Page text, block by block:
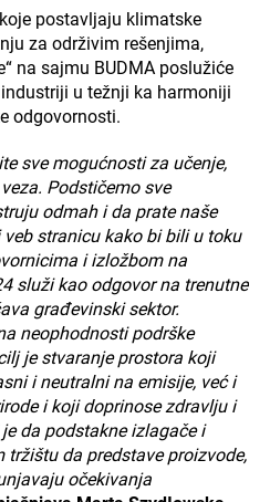
postavljaju klimatske
za održivim rešenjima,
na sajmu BUDMA poslužiće
u težnji ka harmoniji
odgovornosti.
sve mogućnosti za učenje,
Podstičemo sve
odmah i da prate naše
stranicu kako bi bili u toku
i izložbom na
služi kao odgovor na trenutne
građevinski sektor.
neophodnosti podrške
je stvaranje prostora koji
i neutralni na emisije, već i
i koji doprinose zdravlju i
da podstakne izlagače i
da predstave proizvode,
očekivanja